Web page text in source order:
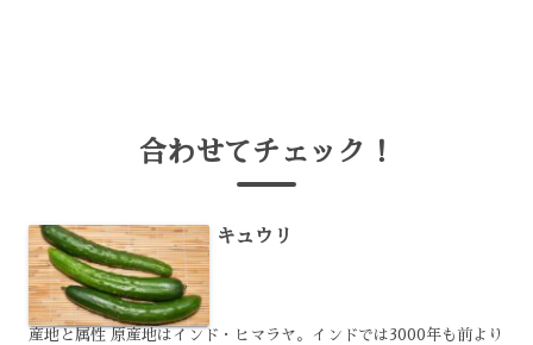
合わせてチェック！
キュウリ
産地と属性 原産地はインド・ヒマラヤ。インドでは3000年も前より